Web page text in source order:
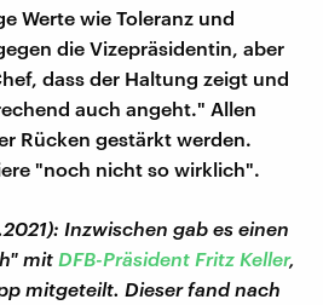
Werte wie Toleranz und
die Vizepräsidentin, aber
dass der Haltung zeigt und
auch angeht." Allen
Rücken gestärkt werden.
"noch nicht so wirklich".
Inzwischen gab es einen
mit DFB-Präsident Fritz Keller,
mitgeteilt. Dieser fand nach